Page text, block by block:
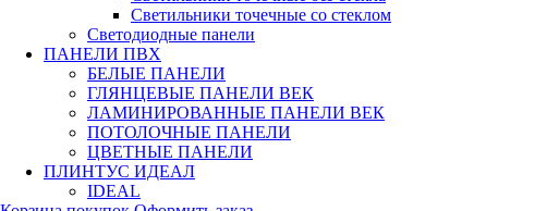
Светильники точечные со стеклом
Светодиодные панели
ПАНЕЛИ ПВХ
БЕЛЫЕ ПАНЕЛИ
ГЛЯНЦЕВЫЕ ПАНЕЛИ ВЕК
ЛАМИНИРОВАННЫЕ ПАНЕЛИ ВЕК
ПОТОЛОЧНЫЕ ПАНЕЛИ
ЦВЕТНЫЕ ПАНЕЛИ
ПЛИНТУС ИДЕАЛ
IDEAL